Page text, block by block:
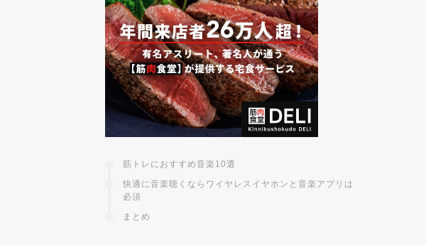
筋トレにおすすめ音楽10選
快適に音楽聴くならワイヤレスイヤホンと音楽アプリは
必須
まとめ